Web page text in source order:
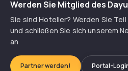
Werden Sie Mitglied des
Sie sind Hotelier? Werden Sie
und schließen Sie sich unserem
an
Partner werden! Portal-